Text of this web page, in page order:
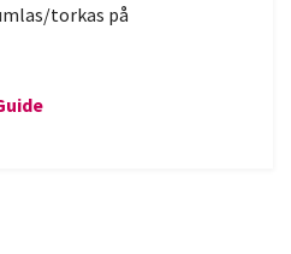
torkas på